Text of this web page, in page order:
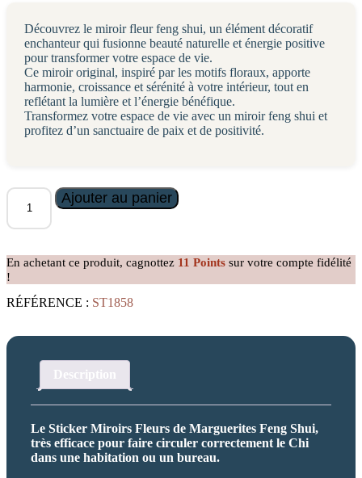
Découvrez le miroir fleur feng shui, un élément décoratif
enchanteur qui fusionne beauté naturelle et énergie positive
pour transformer votre espace de vie.
Ce miroir original, inspiré par les motifs floraux, apporte
harmonie, croissance et sérénité à votre intérieur, tout en
reflétant la lumière et l’énergie bénéfique.
Transformez votre espace de vie avec un miroir feng shui et
profitez d’un sanctuaire de paix et de positivité.
quantité
Sticker
de
Marguerites
Ajouter au panier
En achetant ce produit, cagnottez 11 Points sur votre compte fidélité
!
RÉFÉRENCE : ST1858
Description
Le Sticker Miroirs Fleurs de Marguerites Feng Shui,
très efficace pour faire circuler correctement le Chi
dans une habitation ou un bureau.